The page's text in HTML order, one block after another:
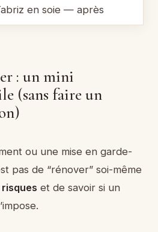
: un mini
(sans faire un
ou une mise en garde-
pas de “rénover” soi-même
et de savoir si un